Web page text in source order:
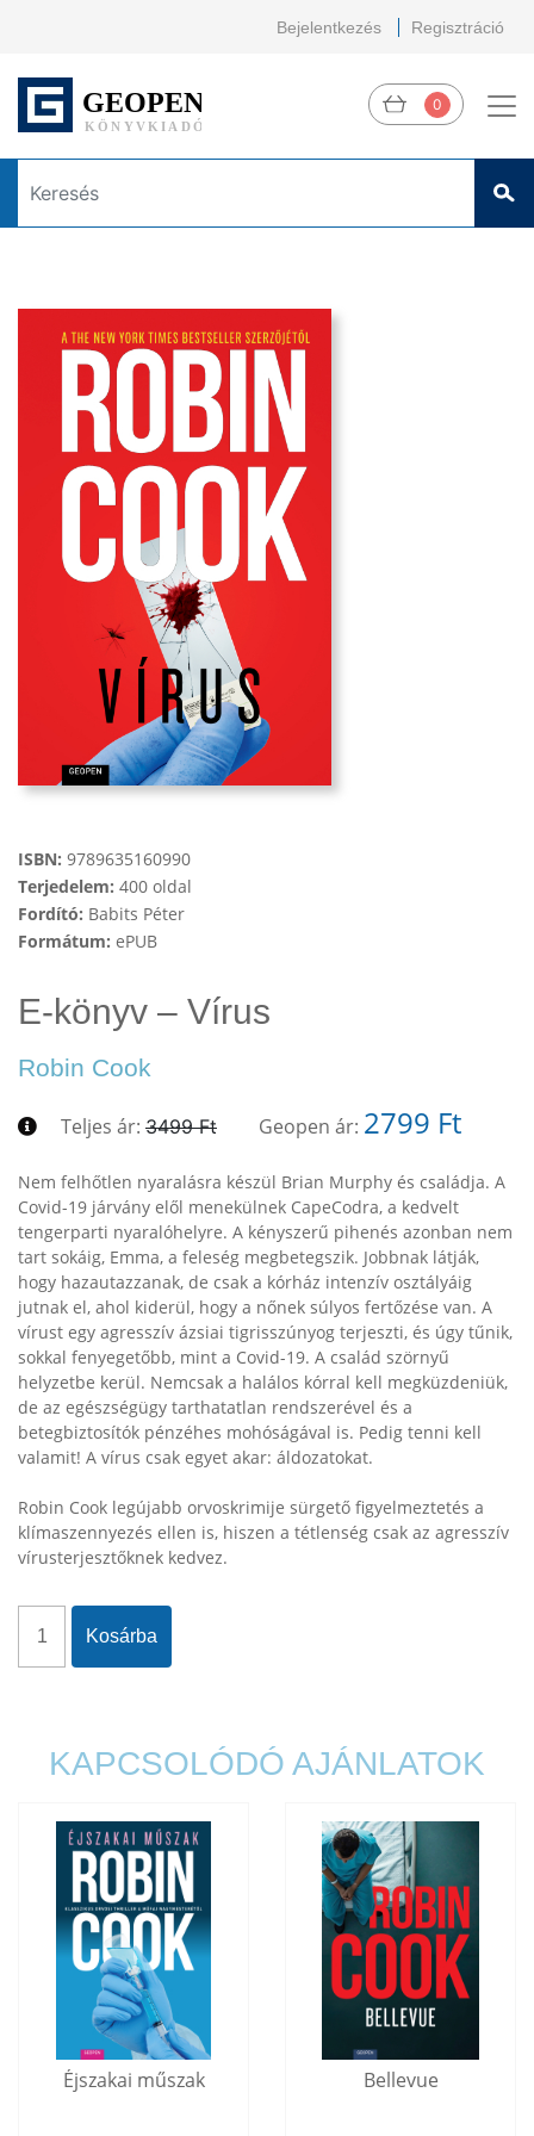
Bejelentkezés Regisztráció
0
ISBN: 9789635160990
Terjedelem: 400 oldal
Fordító: Babits Péter
Formátum: ePUB
E-könyv – Vírus
Robin Cook
Teljes ár: 3499 Ft Geopen ár: 2799 Ft
Nem felhőtlen nyaralásra készül Brian Murphy és családja. A
Covid-19 járvány elől menekülnek CapeCodra, a kedvelt
tengerparti nyaralóhelyre. A kényszerű pihenés azonban nem
tart sokáig, Emma, a feleség megbetegszik. Jobbnak látják,
hogy hazautazzanak, de csak a kórház intenzív osztályáig
jutnak el, ahol kiderül, hogy a nőnek súlyos fertőzése van. A
vírust egy agresszív ázsiai tigrisszúnyog terjeszti, és úgy tűnik,
sokkal fenyegetőbb, mint a Covid-19. A család szörnyű
helyzetbe kerül. Nemcsak a halálos kórral kell megküzdeniük,
de az egészségügy tarthatatlan rendszerével és a
betegbiztosítók pénzéhes mohóságával is. Pedig tenni kell
valamit! A vírus csak egyet akar: áldozatokat.
Robin Cook legújabb orvoskrimije sürgető figyelmeztetés a
klímaszennyezés ellen is, hiszen a tétlenség csak az agresszív
vírusterjesztőknek kedvez.
Kosárba
KAPCSOLÓDÓ AJÁNLATOK
Éjszakai műszak Bellevue